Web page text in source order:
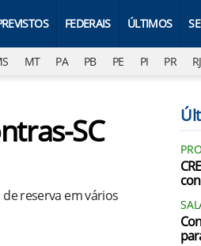
FEDERAIS ÚLTIMOS
MT PA PB PE PI PR RJ
SC
reserva em vários